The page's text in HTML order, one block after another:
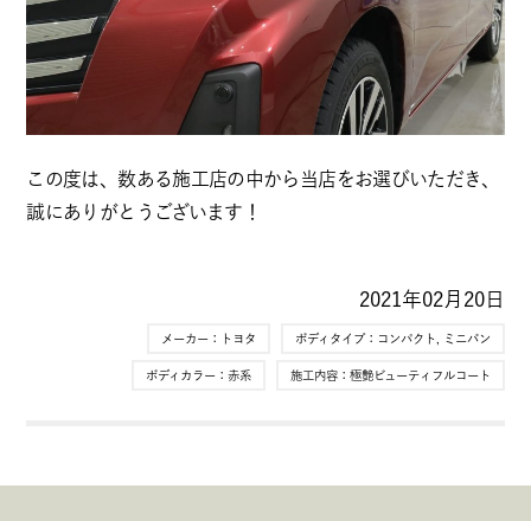
この度は、数ある施工店の中から当店をお選びいただき、
誠にありがとうございます！
2021年02月20日
メーカー： トヨタ ボディタイプ： コンパクト ミニバン
ボディカラー： 赤系 施工内容： 極艶ビューティフルコート